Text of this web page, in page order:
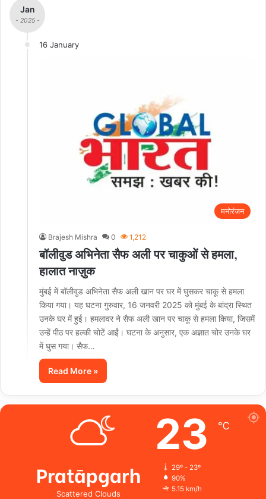
Jan
- 2025 -
16 January
मनोरंजन
Brajesh Mishra 0 1,212
बॉलीवुड अभिनेता सैफ अली पर चाकुओं से हमला,
हालात नाज़ुक
मुंबई में बॉलीवुड अभिनेता सैफ अली खान पर घर में घुसकर चाकू से हमला
किया गया। यह घटना गुरुवार, 16 जनवरी 2025 को मुंबई के बांद्रा स्थित
उनके घर में हुई। हमलावर ने सैफ अली खान पर चाकू से हमला किया, जिसमें
उन्हें पीठ पर हल्की चोटें आईं। घटना के अनुसार, एक अज्ञात चोर उनके घर
में घुस गया। सैफ…
Read More »
Pratāpgarh
Scattered Clouds
23 ℃
29º - 23º
90%
5.15 km/h